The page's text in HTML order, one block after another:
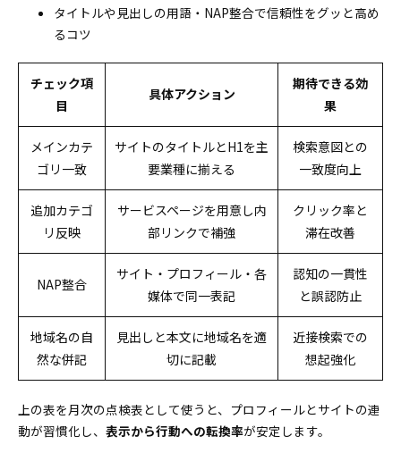
タイトルや見出しの用語・NAP整合で信頼性をグッと高め
るコツ
チェック項
目
具体アクション
期待できる効
果
メインカテ
ゴリ一致
サイトのタイトルとH1を主
要業種に揃える
検索意図との
一致度向上
追加カテゴ
リ反映
サービスページを用意し内
部リンクで補強
クリック率と
滞在改善
NAP整合
サイト・プロフィール・各
媒体で同一表記
認知の一貫性
と誤認防止
地域名の自
然な併記
見出しと本文に地域名を適
切に記載
近接検索での
想起強化
上の表を月次の点検表として使うと、プロフィールとサイトの連
動が習慣化し、 表示から行動への転換率が安定します。